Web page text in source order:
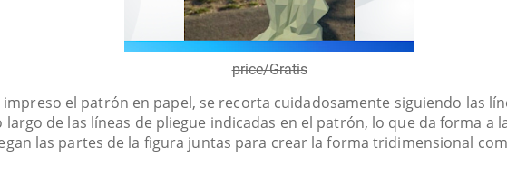
price/Gratis
impreso el patrón en papel, se recorta cuidadosamente siguiendo las
largo de las líneas de pliegue indicadas en el patrón, lo que da forma a
las partes de la figura juntas para crear la forma tridimensional